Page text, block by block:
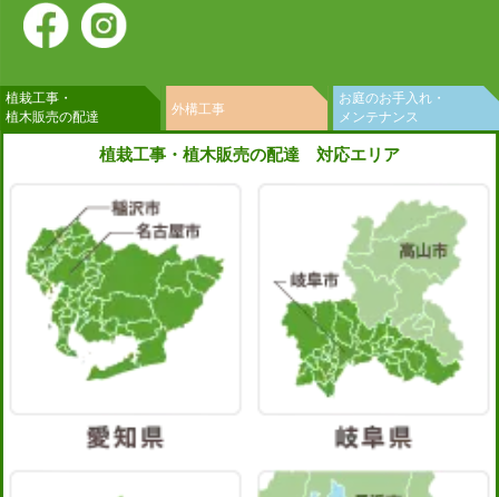
植栽工事・
植木販売の配達 外構工事
お庭のお手入れ・
メンテナンス
植栽工事・植木販売の配達 対応エリア